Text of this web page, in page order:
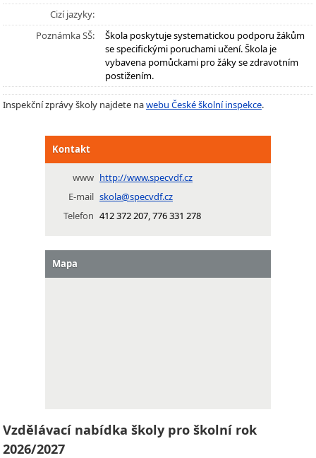
Cizí jazyky:
Poznámka SŠ:
Škola poskytuje systematickou podporu žákům
se specifickými poruchami učení. Škola je
vybavena pomůckami pro žáky se zdravotním
postižením.
Inspekční zprávy školy najdete nawebu České školní inspekce.
Kontakt
www http://www.specvdf.cz
E-mail skola@specvdf.cz
Telefon 412 372 207, 776 331 278
Mapa
Vzdělávací nabídka školy pro školní rok
2026/2027